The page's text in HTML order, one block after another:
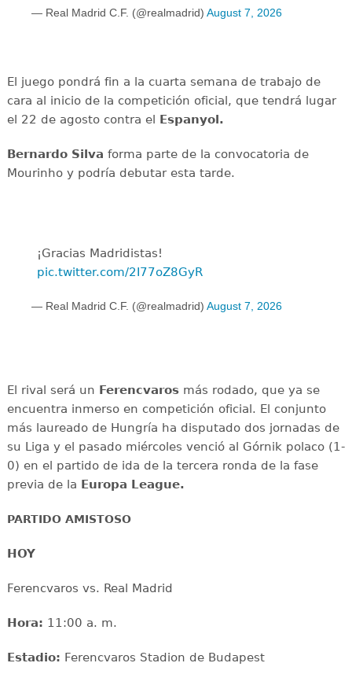
— Real Madrid C.F. (@realmadrid) August 7, 2026
El juego pondrá fin a la cuarta semana de trabajo de
cara al inicio de la competición oficial, que tendrá lugar
el 22 de agosto contra el Espanyol.
Bernardo Silva forma parte de la convocatoria de
Mourinho y podría debutar esta tarde.
¡Gracias Madridistas!
pic.twitter.com/2I77oZ8GyR
— Real Madrid C.F. (@realmadrid) August 7, 2026
El rival será un Ferencvarosmás rodado, que ya se
encuentra inmerso en competición oficial. El conjunto
más laureado de Hungría ha disputado dos jornadas de
su Liga y el pasado miércoles venció al Górnik polaco (1-
0) en el partido de ida de la tercera ronda de la fase
previa de la Europa League.
PARTIDO AMISTOSO
HOY
Ferencvaros vs. Real Madrid
Hora: 11:00 a. m.
Estadio: Ferencvaros Stadion de Budapest